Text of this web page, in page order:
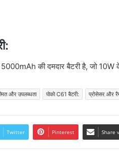
की दमदार बैटरी है, जो 10W
और उपलब्धता पोको C61 बैटरी: प्रोसेसर और
Twitter Pinterest Share